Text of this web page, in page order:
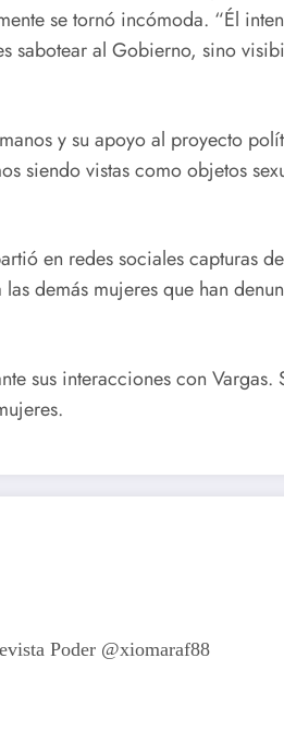
se tornó incómoda. “Él
sabotear al Gobierno, sino
y su apoyo al proyecto
siendo vistas como objetos
en redes sociales capturas
demás mujeres que han
sus interacciones con
Poder @xiomaraf88